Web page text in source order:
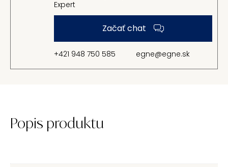
Expert
Začať chat
+421 948 750 585 egne@egne.sk
Popis produktu